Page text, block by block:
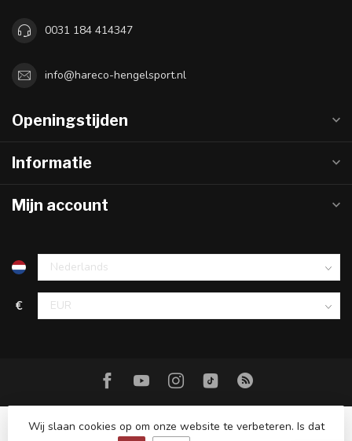
0031 184 414347
info@hareco-hengelsport.nl
Openingstijden
Informatie
Mijn account
€
Wij slaan cookies op om onze website te verbeteren. Is dat